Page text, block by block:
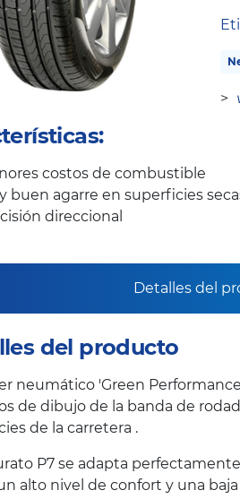
>
costos de combustible
buen agarre en superficies
direccional
Detalles del
del producto
neumático 'Green
de dibujo de la banda de
de la carretera .
P7 se adapta
alto nivel de confort y una